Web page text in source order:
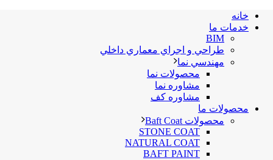
خانه
خدمات ما
BIM
طراحي و اجراي معماري داخلي
مهندسي نما
محصولات نما
مشاوره نما
مشاوره کف
محصولات ما
محصولات Baft Coat
STONE COAT
NATURAL COAT
BAFT PAINT